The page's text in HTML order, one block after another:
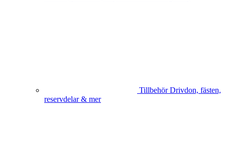
Tillbehör Drivdon, fästen,
reservdelar & mer